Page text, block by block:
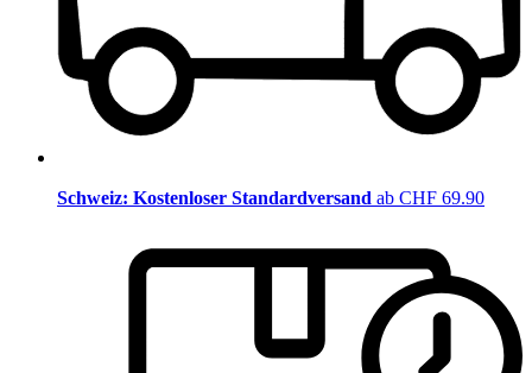
Schweiz: Kostenloser Standardversand ab CHF 69.90